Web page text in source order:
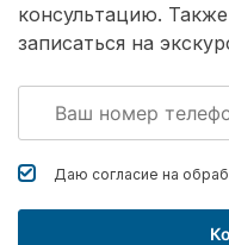
консультацию.
записаться на
Даю согласие на